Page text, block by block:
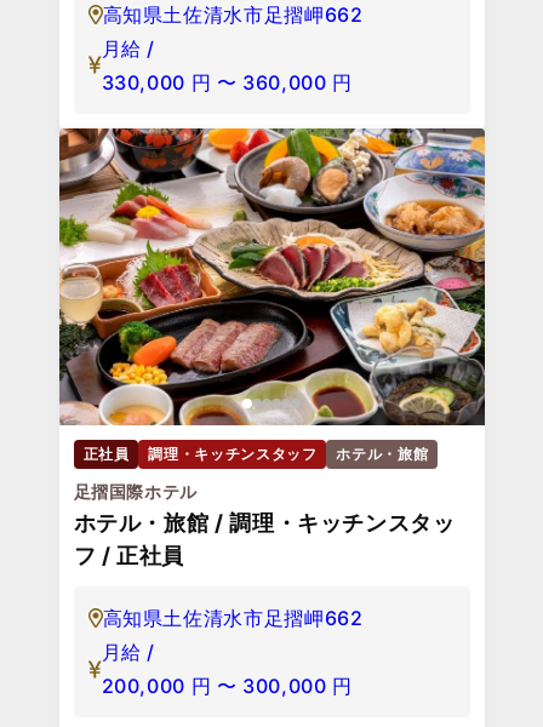
高知県土佐清水市足摺岬662
月給 /
330,000 円 〜 360,000 円
正社員 調理・キッチンスタッフ ホテル・旅館
足摺国際ホテル
ホテル・旅館 / 調理・キッチンスタッ
フ / 正社員
高知県土佐清水市足摺岬662
月給 /
200,000 円 〜 300,000 円